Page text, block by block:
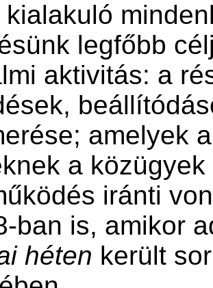
legfőbb
aktivitás: a
amelyek
a
iránti
ban is, amikor
héten került